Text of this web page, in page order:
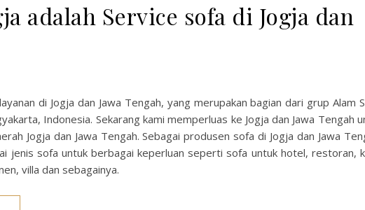
adalah Service sofa di Jogja dan
di Jogja dan Jawa Tengah, yang merupakan bagian dari grup Alam
Indonesia. Sekarang kami memperluas ke Jogja dan Jawa Tengah
Jogja dan Jawa Tengah. Sebagai produsen sofa di Jogja dan Jawa
jenis sofa untuk berbagai keperluan seperti sofa untuk hotel, restoran,
villa dan sebagainya.